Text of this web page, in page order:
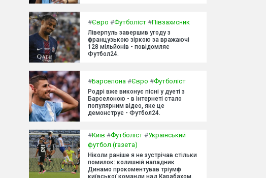
#Євро #Футболіст #Півзахисник
Ліверпуль завершив угоду з
французькою зіркою за вражаючі
128 мільйонів - повідомляє
Футбол24.
#Барселона #Євро #Футболіст
Родрі вже виконує пісні у дуеті з
Барселоною - в інтернеті стало
популярним відео, яке це
демонструє - Футбол24.
#Київ #Футболіст #Український
футбол (газета)
Ніколи раніше я не зустрічав стільки
помилок: колишній нападник
Динамо прокоментував тріумф
київської команди над Карабахом.